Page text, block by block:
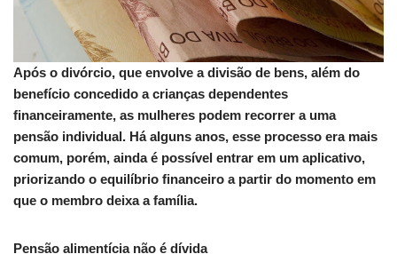
Após o divórcio, que envolve a divisão de bens, além do
benefício concedido a crianças dependentes
financeiramente, as mulheres podem recorrer a uma
pensão individual. Há alguns anos, esse processo era mais
comum, porém, ainda é possível entrar em um aplicativo,
priorizando o equilíbrio financeiro a partir do momento em
que o membro deixa a família.
Pensão alimentícia não é dívida